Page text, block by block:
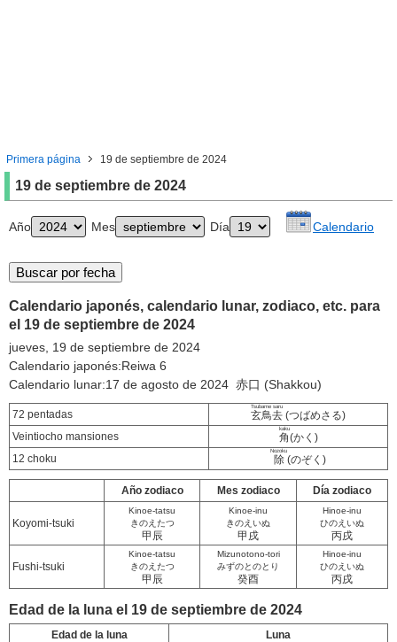
Primera página 19 de septiembre de 2024
19 de septiembre de 2024
Año Mes Día Calendario
Calendario japonés, calendario lunar, zodiaco, etc. para
el 19 de septiembre de 2024
jueves, 19 de septiembre de 2024
Calendario japonés:Reiwa 6
Calendario lunar:17 de agosto de 2024 赤口 (Shakkou)
72 pentadas 玄鳥去
Tsubame saru
(つばめさる)
Veintiocho mansiones
角
kaku
(かく)
12 choku
除
Nozoku
(のぞく)
Año zodiaco Mes zodiaco Día zodiaco
Koyomi-tsuki
Kinoe-tatsu
きのえたつ
甲辰
Kinoe-inu
きのえいぬ
甲戌
Hinoe-inu
ひのえいぬ
丙戌
Fushi-tsuki
Kinoe-tatsu
きのえたつ
甲辰
Mizunotono-tori
みずのとのとり
癸酉
Hinoe-inu
ひのえいぬ
丙戌
Edad de la luna el 19 de septiembre de 2024
Edad de la luna Luna